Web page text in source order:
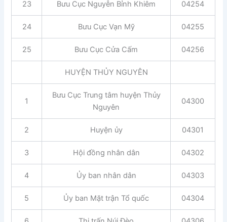
23 Bưu Cục Nguyễn Bỉnh Khiêm 04254
24 Bưu Cục Vạn Mỹ 04255
25 Bưu Cục Cửa Cấm 04256
HUYỆN THỦY NGUYÊN
1
Bưu Cục Trung tâm huyện Thủy
Nguyên
04300
2 Huyện ủy 04301
3 Hội đồng nhân dân 04302
4 Ủy ban nhân dân 04303
5 Ủy ban Mặt trận Tổ quốc 04304